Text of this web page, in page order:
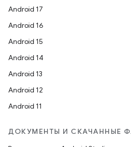
Android 17
Android 16
Android 15
Android 14
Android 13
Android 12
Android 11
ДОКУМЕНТЫ И СКАЧАННЫЕ